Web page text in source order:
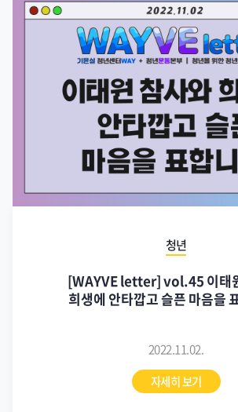
청년
[WAYVE letter] vol.45 이태
희생에 안타깝고 슬픈 마음을
2022.11.02.
자세히 보기